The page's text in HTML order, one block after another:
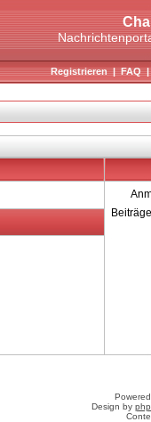
Registrieren|FAQ
Design by